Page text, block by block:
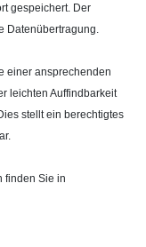
gespeichert. Der
Datenübertragung.
einer ansprechenden
leichten Auffindbarkeit
stellt ein berechtigtes
finden Sie in